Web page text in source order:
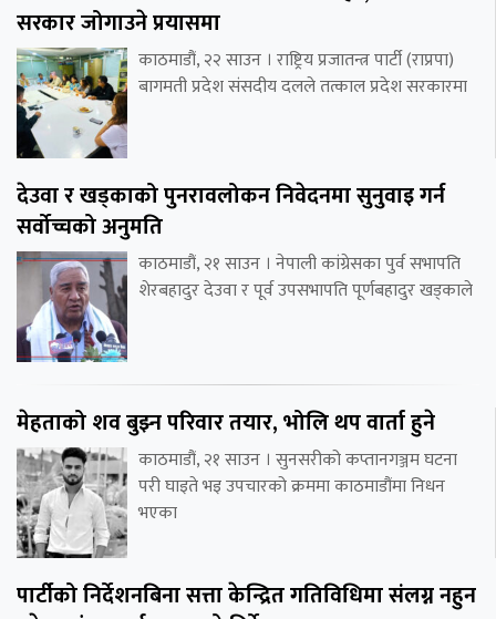
सरकार जोगाउने प्रयासमा
काठमाडौं, २२ साउन । राष्ट्रिय प्रजातन्त्र पार्टी (राप्रपा)
बागमती प्रदेश संसदीय दलले तत्काल प्रदेश सरकारमा
देउवा र खड्काको पुनरावलोकन निवेदनमा सुनुवाइ गर्न
सर्वोच्चको अनुमति
काठमाडौं, २१ साउन । नेपाली कांग्रेसका पुर्व सभापति
शेरबहादुर देउवा र पूर्व उपसभापति पूर्णबहादुर खड्काले
मेहताको शव बुझ्न परिवार तयार, भोलि थप वार्ता हुने
काठमाडौं, २१ साउन । सुनसरीको कप्तानगञ्जम घटना
परी घाइते भइ उपचारको क्रममा काठमाडौंमा निधन
भएका
पार्टीको निर्देशनबिना सत्ता केन्द्रित गतिविधिमा संलग्न नहुन